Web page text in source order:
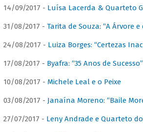
14/09/2017 - Luísa Lacerda & Quarteto
31/08/2017 - Tarita de Souza: “A Árvore e
24/08/2017 - Luiza Borges: “Certezas
17/08/2017 - Byafra: “35 Anos de Sucesso”
10/08/2017 - Michele Leal e o Peixe
03/08/2017 - Janaína Moreno: “Baile
27/07/2017 - Leny Andrade e Quarteto do